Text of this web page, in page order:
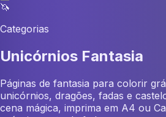
🦄
Categorias
Unicórnios Fantasia
Páginas de fantasia para colorir
unicórnios, dragões, fadas e
cena mágica, imprima em A4 ou